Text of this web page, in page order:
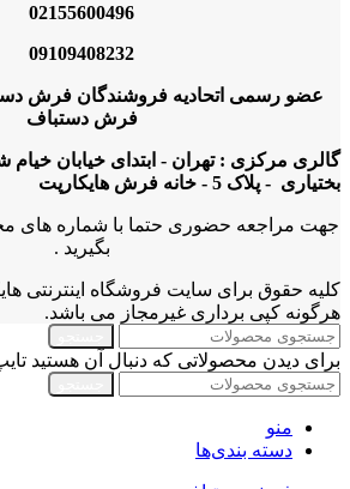
02155600496
09109408232
عضو رسمی اتحادیه فروشندگان فرش
فرش دستباف
گالری مرکزی : تهران - ابتدای خیابان
بختیاری - پلاک 5 - خانه فرش هایکارپت
جهت مراجعه حضوری حتما با شماره های
بگیرید .
کلیه حقوق برای سایت فروشگاه اینترنتی
هرگونه کپی برداری غیرمجاز می باشد.
برای دیدن محصولاتی که دنبال آن هستید
منو
دسته بندی‌ها